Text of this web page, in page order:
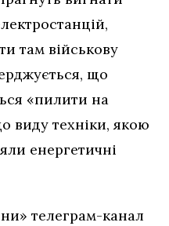
там військову
що
«пилити на
виду техніки, якою
енергетичні
телеграм-канал